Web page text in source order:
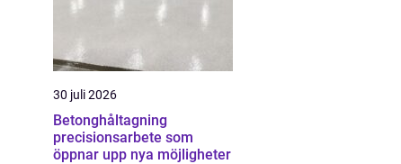
30 juli 2026
Betonghåltagning
precisionsarbete som
öppnar upp nya möjligheter